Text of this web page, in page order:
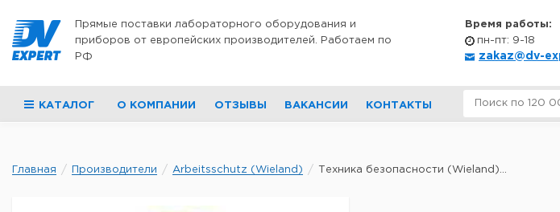
Прямые поставки лабораторного оборудования и
приборов от европейских производителей. Работаем по
РФ
Время работы:
пн-пт: 9-18
zakaz@dv-
КАТАЛОГ О КОМПАНИИ ОТЗЫВЫ ВАКАНСИИ КОНТАКТЫ
Главная Производители Arbeitsschutz (Wieland) Техника безопасности (Wieland)...